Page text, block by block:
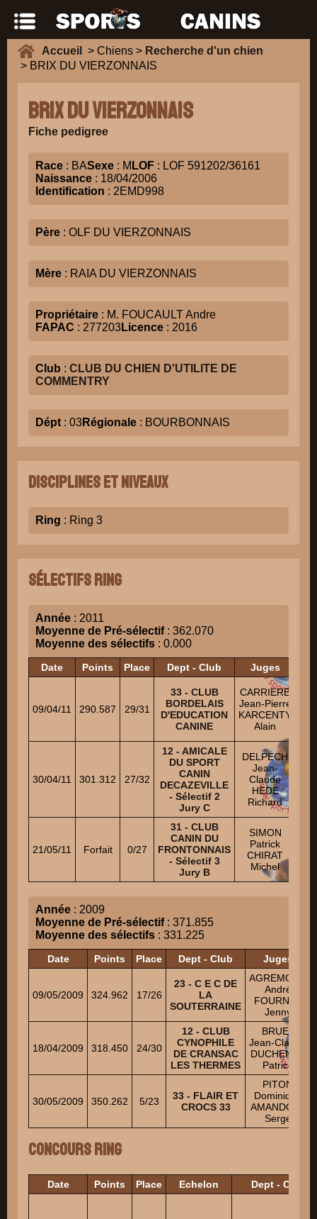
Accueil > Chiens > Recherche d'un chien
> BRIX DU VIERZONNAIS
BRIX DU VIERZONNAIS
Fiche pedigree
Race : BASexe : M LOF : LOF 591202/36161
Naissance : 18/04/2006
Identification : 2EMD998
Père : OLF DU VIERZONNAIS
Mère : RAIA DU VIERZONNAIS
Propriétaire : M. FOUCAULT Andre
FAPAC : 277203Licence : 2016
Club : CLUB DU CHIEN D'UTILITE DE
COMMENTRY
Dépt : 03Régionale : BOURBONNAIS
Disciplines et niveaux
Ring : Ring 3
Sélectifs Ring
Année : 2011
Moyenne de Pré-sélectif: 362.070
Moyenne des sélectifs : 0.000
Date Points Place Dept - Club Juges
09/04/11 290.587 29/31
33 - CLUB
BORDELAIS
D'EDUCATION
CANINE
CARRIERE
Jean-Pierre
KARCENTY
Alain
30/04/11 301.312 27/32
12 - AMICALE
DU SPORT
CANIN
DECAZEVILLE
- Sélectif 2
Jury C
DELPECH
Jean-
Claude
HEDE
Richard
21/05/11 Forfait 0/27
31 - CLUB
CANIN DU
FRONTONNAIS
- Sélectif 3
Jury B
SIMON
Patrick
CHIRAT
Michel
Année : 2009
Moyenne de Pré-sélectif: 371.855
Moyenne des sélectifs : 331.225
Date Points Place Dept - Club Juges
09/05/2009 324.962 17/26
23 - C E C DE
LA
SOUTERRAINE
AGREMONT
André
FOURNEL
Jenny
18/04/2009 318.450 24/30
12 - CLUB
CYNOPHILE
DE CRANSAC
LES THERMES
BRUEL
Jean-Claude
DUCHENNE
Patrice
30/05/2009 350.262 5/23
33 - FLAIR ET
CROCS 33
PITON
Dominique
AMANDOLA
Serge
Concours Ring
Date Points Place Echelon Dept - Club